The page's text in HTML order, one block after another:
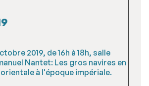
2019, de 16h à 18h, salle
Nantet: Les gros navires en
à l'époque impériale.